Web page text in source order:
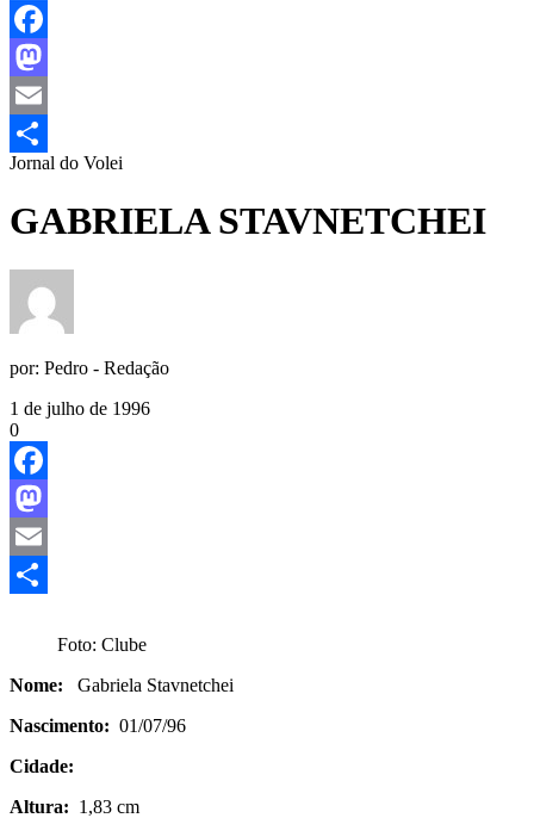
Facebook
Mastodon
Email
Share
Jornal do Volei
GABRIELA STAVNETCHEI
por: Pedro - Redação
1 de julho de 1996
0
Facebook
Mastodon
Email
Foto: Clube
Nome: Gabriela Stavnetchei
Nascimento: 01/07/96
Cidade:
Altura: 1,83 cm